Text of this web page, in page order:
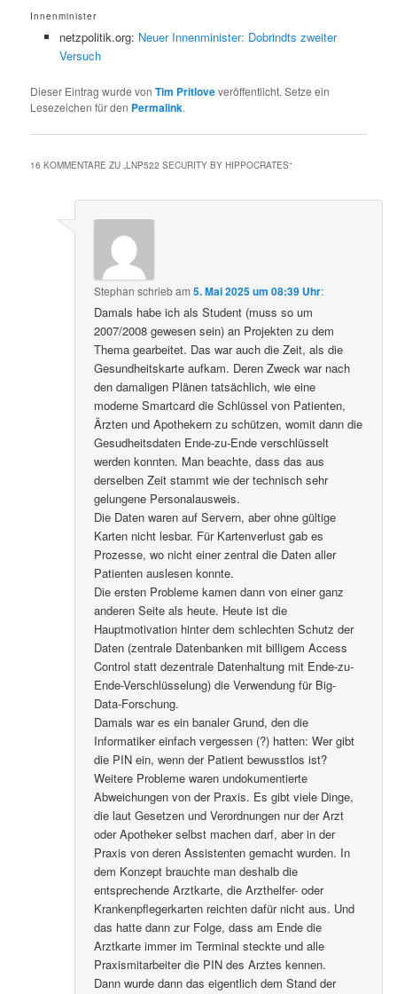
Innenminister
netzpolitik.org: Neuer Innenminister: Dobrindts zweiter
Versuch
Dieser Eintrag wurde vonTim Pritloveveröffentlicht. Setze ein
Lesezeichen für den Permalink.
16 KOMMENTARE ZU „LNP522 SECURITY BY HIPPOCRATES“
Stephan schriebam5. Mai 2025 um 08:39 Uhr:
Damals habe ich als Student (muss so um
2007/2008 gewesen sein) an Projekten zu dem
Thema gearbeitet. Das war auch die Zeit, als die
Gesundheitskarte aufkam. Deren Zweck war nach
den damaligen Plänen tatsächlich, wie eine
moderne Smartcard die Schlüssel von Patienten,
Ärzten und Apothekern zu schützen, womit dann die
Gesudheitsdaten Ende-zu-Ende verschlüsselt
werden konnten. Man beachte, dass das aus
derselben Zeit stammt wie der technisch sehr
gelungene Personalausweis.
Die Daten waren auf Servern, aber ohne gültige
Karten nicht lesbar. Für Kartenverlust gab es
Prozesse, wo nicht einer zentral die Daten aller
Patienten auslesen konnte.
Die ersten Probleme kamen dann von einer ganz
anderen Seite als heute. Heute ist die
Hauptmotivation hinter dem schlechten Schutz der
Daten (zentrale Datenbanken mit billigem Access
Control statt dezentrale Datenhaltung mit Ende-zu-
Ende-Verschlüsselung) die Verwendung für Big-
Data-Forschung.
Damals war es ein banaler Grund, den die
Informatiker einfach vergessen (?) hatten: Wer gibt
die PIN ein, wenn der Patient bewusstlos ist?
Weitere Probleme waren undokumentierte
Abweichungen von der Praxis. Es gibt viele Dinge,
die laut Gesetzen und Verordnungen nur der Arzt
oder Apotheker selbst machen darf, aber in der
Praxis von deren Assistenten gemacht wurden. In
dem Konzept brauchte man deshalb die
entsprechende Arztkarte, die Arzthelfer- oder
Krankenpflegerkarten reichten dafür nicht aus. Und
das hatte dann zur Folge, dass am Ende die
Arztkarte immer im Terminal steckte und alle
Praxismitarbeiter die PIN des Arztes kennen.
Dann wurde dann das eigentlich dem Stand der